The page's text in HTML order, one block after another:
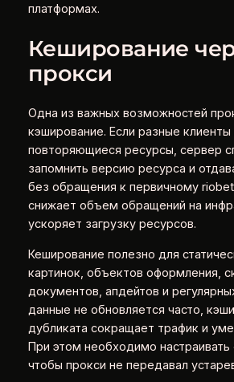
платформах.
Кеширование
прокси
Одна из важных возможностей
кэширование. Если разные
повторяющиеся ресурсы, сервер
запомнить версию ресурса и
без обращения к первичному
снижает объем обращений на
ускоряет загрузку ресурсов.
Кеширование полезно для
картинок, объектов оформления,
документов, апдейтов и
данные не обновляется часто,
дубликата сокращает трафик и
При этом необходимо настраивать
чтобы прокси не передавал